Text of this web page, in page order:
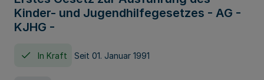
Kinder- und Jugendhilfegesetzes - AG -
KJHG -
In Kraft Seit 01. Januar 1991